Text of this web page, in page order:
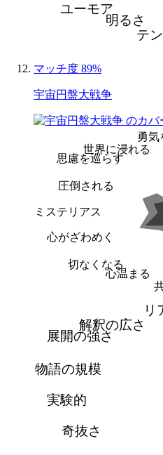
テ
明るさ
ユーモア
マッチ度 89%
宇宙円盤大戦争
勇気
心温まる
切なくなる
心がざわめく
ミステリアス
圧倒される
思慮を巡らす
世界に浸れる
リ
奇抜さ
実験的
物語の規模
展開の強さ
解釈の広さ